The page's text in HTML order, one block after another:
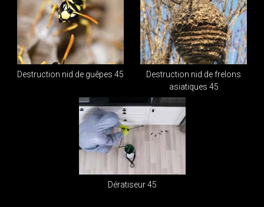
Destruction nid de guêpes 45
Destruction nid de frelons
asiatiques 45
Dératiseur 45